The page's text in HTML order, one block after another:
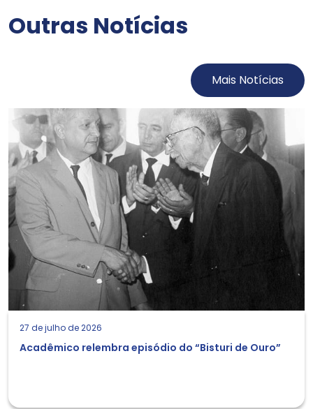
Outras Notícias
Mais Notícias
27 de julho de 2026
Acadêmico relembra episódio do “Bisturi de Ouro”